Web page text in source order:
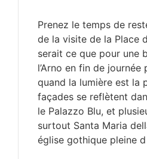
Prenez le temps de
de la visite de la Place
serait ce que pour une
l’Arno en fin de journée
quand la lumière est la
façades se reflètent
le Palazzo Blu, et
surtout Santa Maria
église gothique pleine